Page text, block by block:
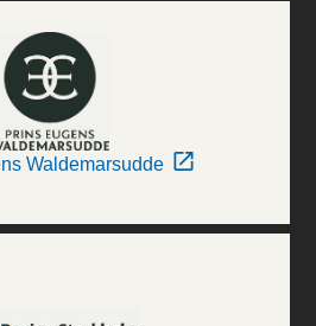
Waldemarsudde